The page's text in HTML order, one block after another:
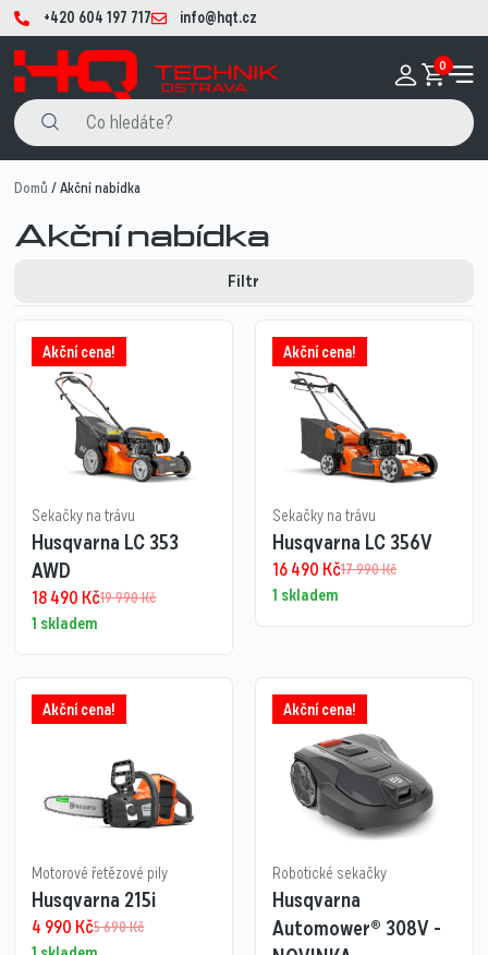
+420 604 197 717 info@hqt.cz
0
Domů / Akční nabídka
Akční nabídka
Filtr
Akční cena!
Sekačky na trávu
Husqvarna LC 353
AWD
19 990Kč
18 490 Kč
1 skladem
Akční cena!
Sekačky na trávu
Husqvarna LC 356V
17 990Kč
16 490 Kč
1 skladem
Akční cena!
Motorové řetězové pily
Husqvarna 215i
5 690Kč
4 990 Kč
Akční cena!
Robotické sekačky
Husqvarna
Automower® 308V -